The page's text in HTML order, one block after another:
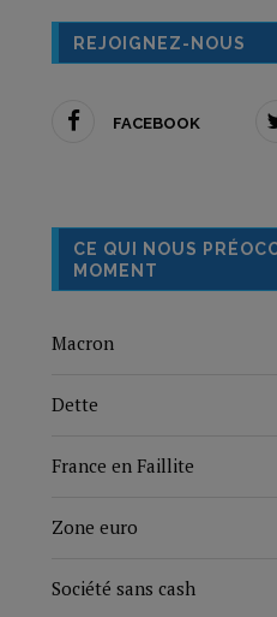
REJOIGNEZ-NOUS
FACEBOOK
CE QUI NOUS
MOMENT
Macron
Dette
France en Faillite
Zone euro
Société sans cash